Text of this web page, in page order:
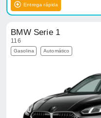
Entrega rápida
BMW Serie 1
116
Gasolina Automático